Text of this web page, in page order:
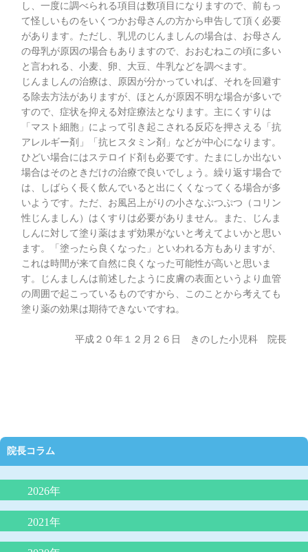
し、一度に調べられる項目は数項目になりますので、前もっ
て怪しいものをいくつかお母さんの方から申告して頂く必要
があります。ただし、乳児のじんましんの場合は、お母さん
の母乳が原因の場合もありますので、おおむねこの頃に多い
と言われる、小麦、卵、大豆、牛乳などを調べます。
じんましんの治療は、原因が分かっていれば、それを回避す
る除去方法がありますが、ほとんが原因不明な場合が多いで
すので、症状を抑える対症療法となります。主にくすりは
「マスト細胞」によって引き起こされる反応を押さえる「抗
アレルギー剤」「抗ヒスタミン剤」などが中心になります。
ひどい場合にはステロイド剤も必要です。たまにしか出ない
場合はそのときだけの治療で良いでしょう。繰り返す場合で
は、しばらく長く飲んでいると出にくくなってくる場合が多
いようです。ただ、お風呂上がりの小さなぷつぷつ（コリン
性じんましん）はくすりは必要がありません。また、じんま
しんに対して塗り薬はまず効果がないと考えてよいかと思い
ます。「塗ったら良くなった」といわれる方もありますが、
これは時間が来て自然に良くなった可能性が高いと思いま
す。じんましんは前述したように皮膚の表面というより血管
の周囲で起こっているものですから、このことから考えても
塗り薬の効果は期待できないですね。
平成２０年１２月２６日 きのした小児科 院長
院長コラム
2026年
抗生剤の正しい使い方（どんな時に必要か）
2021年
夜泣きにLGG乳酸菌（ヨーグルト）が効果的？